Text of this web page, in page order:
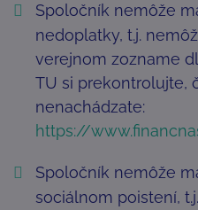
Spoločník nemôže
nedoplatky, t.j.
verejnom zozname
TU si prekontrolujte,
nenachádzate:
https://
Spoločník nemôže
sociálnom poistení,